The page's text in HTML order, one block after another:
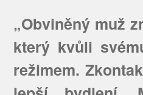
„Obviněný muž
který kvůli
režimem.